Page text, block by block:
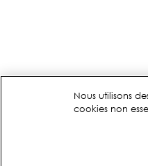
Nous utilisons
cookies non